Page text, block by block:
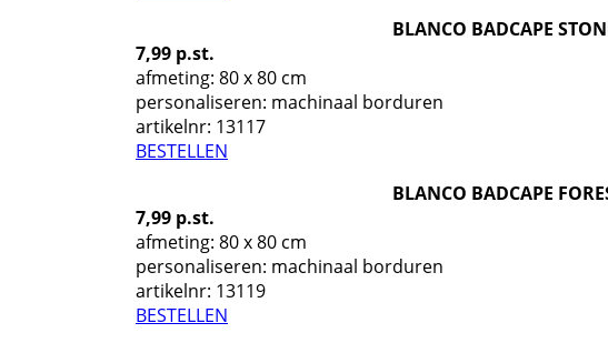
BLANCO BADCAPE
7,99 p.st.
afmeting: 80 x 80 cm
personaliseren: machinaal borduren
artikelnr: 13117
BESTELLEN
BLANCO BADCAPE
7,99 p.st.
afmeting: 80 x 80 cm
personaliseren: machinaal borduren
artikelnr: 13119
BESTELLEN